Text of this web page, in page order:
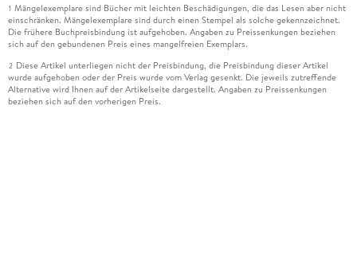
1 Mängelexemplare sind Bücher mit leichten Beschädigungen, die das Lesen aber nicht
einschränken. Mängelexemplare sind durch einen Stempel als solche gekennzeichnet.
Die frühere Buchpreisbindung ist aufgehoben. Angaben zu Preissenkungen beziehen
sich auf den gebundenen Preis eines mangelfreien Exemplars.
2 Diese Artikel unterliegen nicht der Preisbindung, die Preisbindung dieser Artikel
wurde aufgehoben oder der Preis wurde vom Verlag gesenkt. Die jeweils zutreffende
Alternative wird Ihnen auf der Artikelseite dargestellt. Angaben zu Preissenkungen
beziehen sich auf den vorherigen Preis.